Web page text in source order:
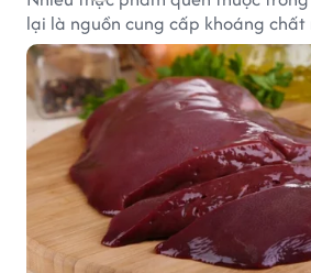
lại là nguồn cung cấp khoáng chất